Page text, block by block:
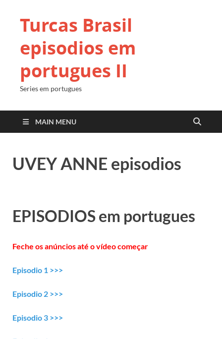
Turcas Brasil
episodios em
portugues II
Series em portugues
MAIN MENU
UVEY ANNE episodios
EPISODIOS em portugues
Feche os anúncios até o vídeo começar
Episodio 1 >>>
Episodio 2 >>>
Episodio 3 >>>